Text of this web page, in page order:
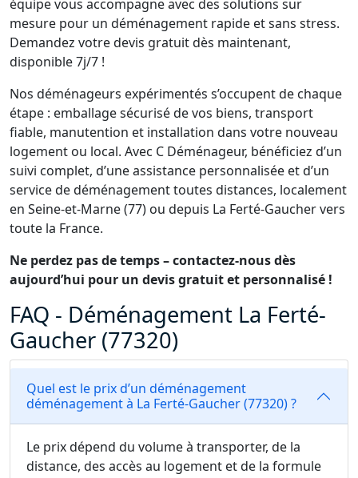
équipe vous accompagne avec des solutions sur
mesure pour un déménagement rapide et sans stress.
Demandez votre devis gratuit dès maintenant,
disponible 7j/7 !
Nos déménageurs expérimentés s’occupent de chaque
étape : emballage sécurisé de vos biens, transport
fiable, manutention et installation dans votre nouveau
logement ou local. Avec C Déménageur, bénéficiez d’un
suivi complet, d’une assistance personnalisée et d’un
service de déménagement toutes distances, localement
en Seine-et-Marne (77) ou depuis La Ferté-Gaucher vers
toute la France.
Ne perdez pas de temps – contactez-nous dès
aujourd’hui pour un devis gratuit et personnalisé !
FAQ - Déménagement La Ferté-
Gaucher (77320)
Quel est le prix d’un déménagement
déménagement à La Ferté-Gaucher (77320) ?
Le prix dépend du volume à transporter, de la
distance, des accès au logement et de la formule